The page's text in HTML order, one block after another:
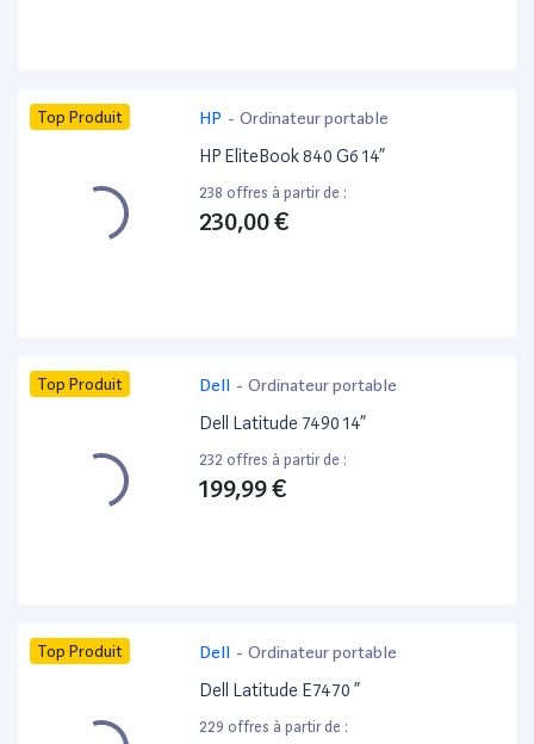
Top Produit HP - Ordinateur portable
HP EliteBook 840 G6 14”
238 offres à partir de :
230,00 €
Top Produit Dell - Ordinateur portable
Dell Latitude 7490 14”
232 offres à partir de :
199,99 €
Top Produit Dell - Ordinateur portable
Dell Latitude E7470 ”
229 offres à partir de :